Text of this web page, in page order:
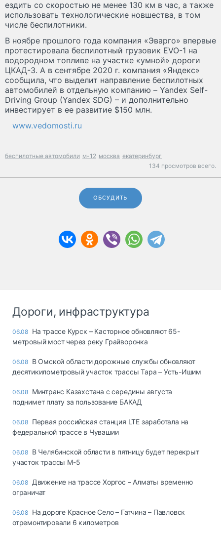
ездить со скоростью не менее 130 км в час, а также
использовать технологические новшества, в том
числе беспилотники.
В ноябре прошлого года компания «Эварго» впервые
протестировала беспилотный грузовик EVO-1 на
водородном топливе на участке «умной» дороги
ЦКАД-3. А в сентябре 2020 г. компания «Яндекс»
сообщила, что выделит направление беспилотных
автомобилей в отдельную компанию – Yandex Self-
Driving Group (Yandex SDG) – и дополнительно
инвестирует в ее развитие $150 млн.
www.vedomosti.ru
беспилотные автомобили м-12 москва екатеринбург
134 просмотров всего.
ОБСУДИТЬ
Дороги, инфраструктура
06.08 На трассе Курск – Касторное обновляют 65-
метровый мост через реку Грайворонка
06.08 В Омской области дорожные службы обновляют
десятикилометровый участок трассы Тара – Усть-Ишим
06.08 Минтранс Казахстана с середины августа
поднимет плату за пользование БАКАД
06.08 Первая российская станция LTE заработала на
федеральной трассе в Чувашии
06.08 В Челябинской области в пятницу будет перекрыт
участок трассы М-5
06.08 Движение на трассе Хоргос – Алматы временно
ограничат
06.08 На дороге Красное Село – Гатчина – Павловск
отремонтировали 6 километров